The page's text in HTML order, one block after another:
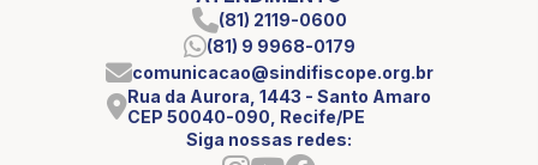
(81) 2119-0600
(81) 9 9968-0179
comunicacao@sindifiscope.org.br
Rua da Aurora, 1443 - Santo Amaro
CEP 50040-090, Recife/PE
Siga nossas redes: